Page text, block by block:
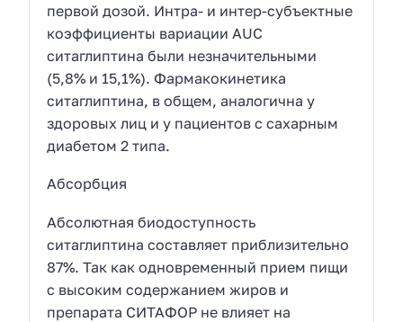
первой дозой. Интра- и интер-субъектные
коэффициенты вариации AUC
ситаглиптина были незначительными
(5,8% и 15,1%). Фармакокинетика
ситаглиптина, в общем, аналогична у
здоровых лиц и у пациентов с сахарным
диабетом 2 типа.
Абсорбция
Абсолютная биодоступность
ситаглиптина составляет приблизительно
87%. Так как одновременный прием пищи
с высоким содержанием жиров и
препарата СИТАФОР не влияет на